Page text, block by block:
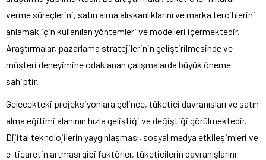
verme süreçlerini, satın alma alışkanlıklarını ve marka tercihlerini
anlamak için kullanılan yöntemleri ve modelleri içermektedir.
Araştırmalar, pazarlama stratejilerinin geliştirilmesinde ve
müşteri deneyimine odaklanan çalışmalarda büyük öneme
sahiptir.
Gelecekteki projeksiyonlara gelince, tüketici davranışları ve satın
alma eğitimi alanının hızla geliştiği ve değiştiği görülmektedir.
Dijital teknolojilerin yaygınlaşması, sosyal medya etkileşimleri ve
e-ticaretin artması gibi faktörler, tüketicilerin davranışlarını